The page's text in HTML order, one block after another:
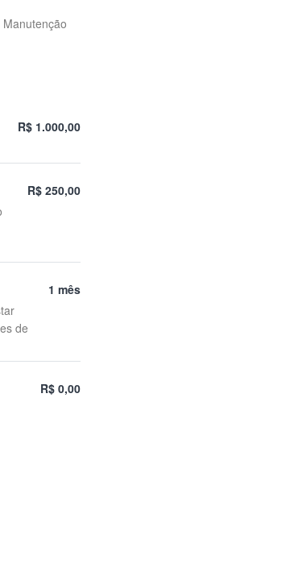
Manutenção
R$ 1.000,00
R$ 250,00
de
1 mês
R$ 0,00